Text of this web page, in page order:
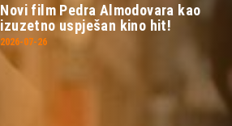
Novi film Pedra Almodovara kao
izuzetno uspješan kino hit!
2026-07-26